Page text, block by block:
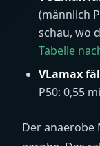
(männlich
schau, wo
Tabelle
VLamax
P50: 0,55
Der